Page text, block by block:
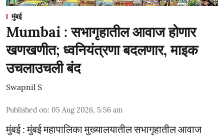
मुंबई
Mumbai : सभागृहातील आवाज होणार
खणखणीत; ध्वनियंत्रणा बदलणार, माइक
उचलाउचली बंद
Swapnil S
Published on: 05 Aug 2026, 5:56 am
मुंबई : मुंबई महापालिका मुख्यालयातील सभागृहातील आवाज